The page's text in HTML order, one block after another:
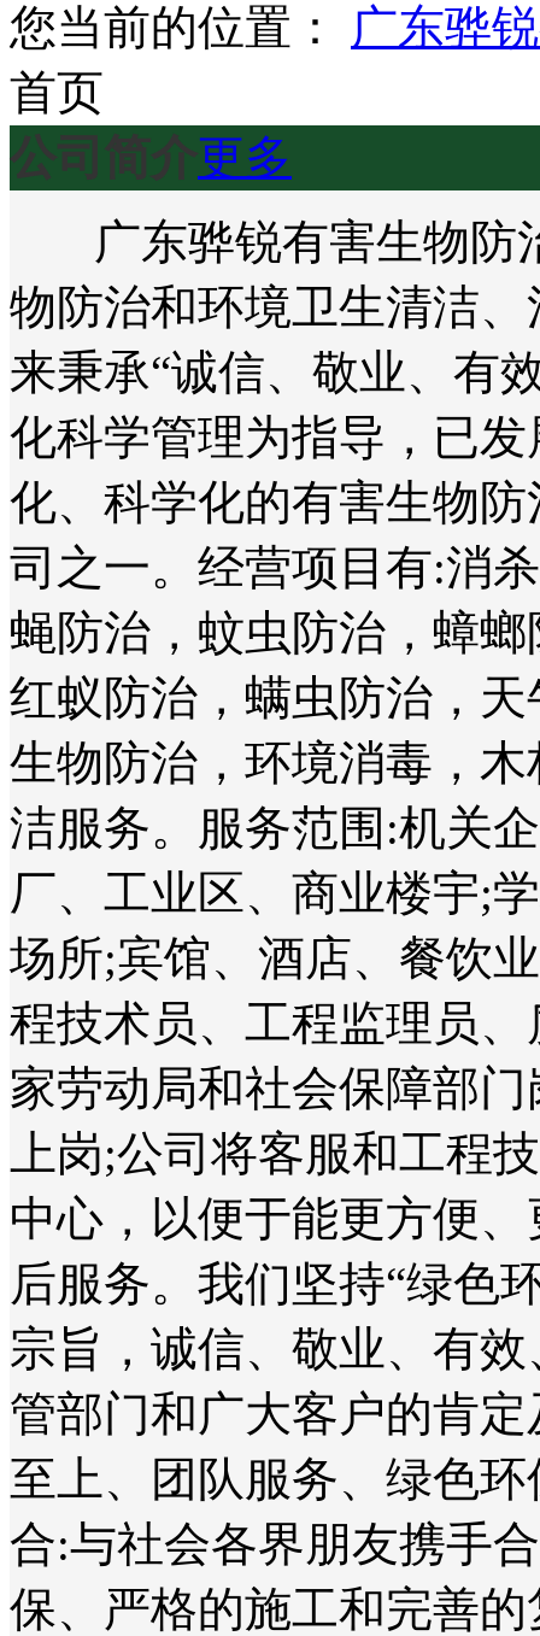
您当前的位置：
广东骅
首页
公司简介更多
广东骅锐有害生物防
物防治和环境卫生清洁
来秉承“诚信、敬业、有
化科学管理为指导，已
化、科学化的有害生物
司之一。经营项目有:消
蝇防治，蚊虫防治，蟑
红蚁防治，螨虫防治，
生物防治，环境消毒，
洁服务。服务范围:机关
厂、工业区、商业楼宇;
场所;宾馆、酒店、餐饮
程技术员、工程监理员
家劳动局和社会保障部
上岗;公司将客服和工程
中心，以便于能更方便
后服务。我们坚持“绿色
宗旨，诚信、敬业、有
管部门和广大客户的肯
至上、团队服务、绿色
合:与社会各界朋友携手
保、严格的施工和完善